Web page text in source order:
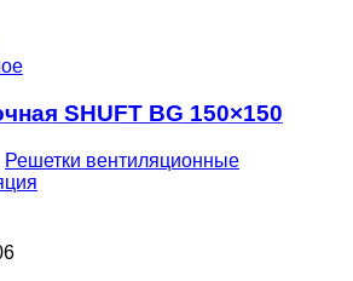
SHUFT BG 150×150
Решетки вентиляционные